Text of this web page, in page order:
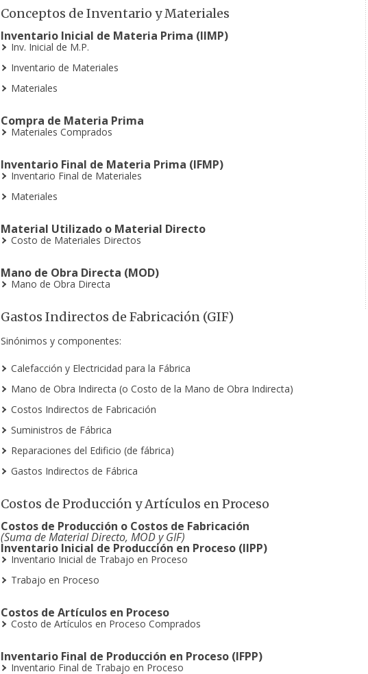
Conceptos de Inventario y Materiales
Inventario Inicial de Materia Prima (IIMP)
Inv. Inicial de M.P.
Inventario de Materiales
Materiales
Compra de Materia Prima
Materiales Comprados
Inventario Final de Materia Prima (IFMP)
Inventario Final de Materiales
Materiales
Material Utilizado o Material Directo
Costo de Materiales Directos
Mano de Obra Directa (MOD)
Mano de Obra Directa
Gastos Indirectos de Fabricación (GIF)
Sinónimos y componentes:
Calefacción y Electricidad para la Fábrica
Mano de Obra Indirecta (o Costo de la Mano de Obra Indirecta)
Costos Indirectos de Fabricación
Suministros de Fábrica
Reparaciones del Edificio (de fábrica)
Gastos Indirectos de Fábrica
Costos de Producción y Artículos en Proceso
Costos de Producción o Costos de Fabricación
(Suma de Material Directo, MOD y GIF)
Inventario Inicial de Producción en Proceso (IIPP)
Inventario Inicial de Trabajo en Proceso
Trabajo en Proceso
Costos de Artículos en Proceso
Costo de Artículos en Proceso Comprados
Inventario Final de Producción en Proceso (IFPP)
Inventario Final de Trabajo en Proceso